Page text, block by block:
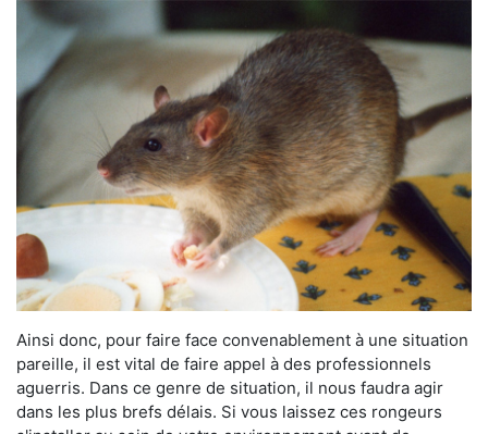
Ainsi donc, pour faire face convenablement à une situation
pareille, il est vital de faire appel à des professionnels
aguerris. Dans ce genre de situation, il nous faudra agir
dans les plus brefs délais. Si vous laissez ces rongeurs